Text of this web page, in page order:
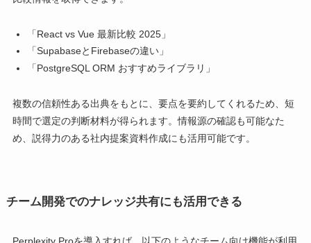
「React vs Vue 最新比較 2025」
「SupabaseとFirebaseの違い」
「PostgreSQL ORM おすすめライブラリ」
複数の信頼性ある出典をもとに、要点を要約してくれるため、短
時間で選定の判断材料が得られます。情報源の確認も可能なた
め、説得力のある社内提案資料作成にも活用可能です。
チーム開発でのナレッジ共有にも活用できる